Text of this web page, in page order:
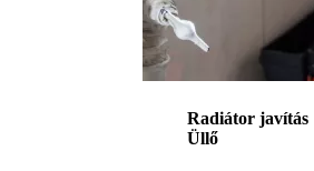
Radiátor javítás
Üllő